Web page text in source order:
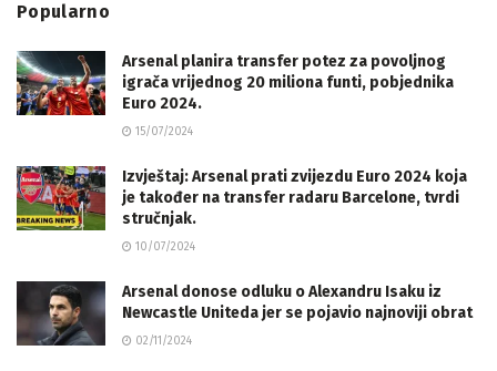
Popularno
Arsenal planira transfer potez za povoljnog
igrača vrijednog 20 miliona funti, pobjednika
Euro 2024.
15/07/2024
Izvještaj: Arsenal prati zvijezdu Euro 2024 koja
je također na transfer radaru Barcelone, tvrdi
stručnjak.
10/07/2024
Arsenal donose odluku o Alexandru Isaku iz
Newcastle Uniteda jer se pojavio najnoviji obrat
02/11/2024